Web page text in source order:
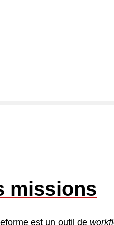
missions
est un outil de